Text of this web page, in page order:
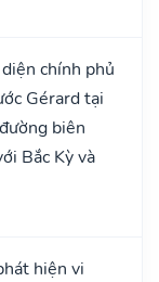
chính phủ
Gérard tại
biên
Bắc Kỳ và
hiện vi